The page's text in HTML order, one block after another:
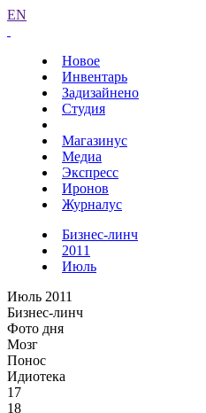
EN
Новое
Инвентарь
Задизайнено
Студия
Магазинус
Медиа
Экспресс
Иронов
Журналус
Бизнес-линч
2011
Июль
Июль 2011
Бизнес-линч
Фото дня
Мозг
Понос
Идиотека
17
18